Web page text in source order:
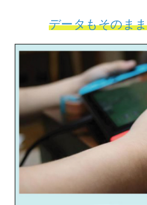
データもそのま